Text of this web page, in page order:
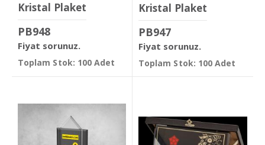
Kristal Plaket
PB948
Fiyat sorunuz.
Toplam Stok: 100 Adet
Kristal Plaket
PB947
Fiyat sorunuz.
Toplam Stok: 100 Adet